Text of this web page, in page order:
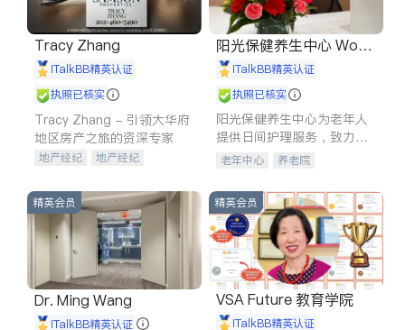
Tracy Zhang
iTalkBB精英认证
执照已核实
Tracy Zhang - 引领大华府
地区房产之旅的资深专家
地产经纪
地产经纪
商铺租售
开发商建商
阳光保健养生中心 World
shine
iTalkBB精英认证
执照已核实
阳光保健养生中心为老年人
提供日间护理服务，致力于
通过持续的护理创新来有效
老年中心 养老院
精英会员
Dr. Ming Wang
iTalkBB精英认证
精英会员
VSA Future 教育学院
iTalkBB精英认证